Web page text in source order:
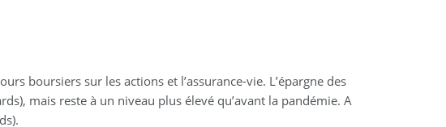
boursiers sur les actions et l’assurance-vie. L’épargne des
mais reste à un niveau plus élevé qu’avant la pandémie. A